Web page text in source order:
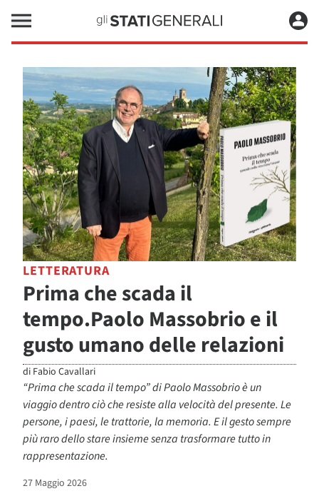
LETTERATURA
Prima che scada il
tempo.Paolo Massobrio e il
gusto umano delle relazioni
di Fabio Cavallari
“Prima che scada il tempo” di Paolo Massobrio è un
viaggio dentro ciò che resiste alla velocità del presente. Le
persone, i paesi, le trattorie, la memoria. E il gesto sempre
più raro dello stare insieme senza trasformare tutto in
rappresentazione.
27 Maggio 2026